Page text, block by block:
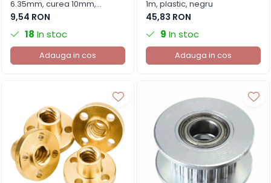
6.35mm, curea 10mm,
aluminiu, imprimanta 3D
9,54 RON
18 In stoc
Adauga in cos
1m, plastic, negru
45,83 RON
9 In stoc
Adauga in cos